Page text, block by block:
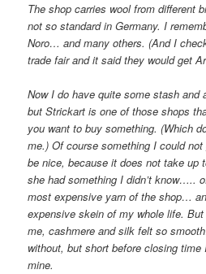
The shop carries wool from different
not so standard in Germany. I
Noro… and many others. (And I
trade fair and it said they would get
Now I do have quite some stash and
but Strickart is one of those shops
you want to buy something. (Which
me.) Of course something I could
be nice, because it does not take up
she had something I didn’t know…..
most expensive yarn of the shop…
expensive skein of my whole life.
me, cashmere and silk felt so
without, but short before closing
mine.